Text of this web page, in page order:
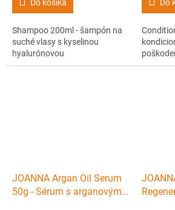
Do košíka
Shampoo 200ml - šampón na
suché vlasy s kyselinou
hyalurónovou
Do
JOANNA Argan Oil Serum
50g - Sérum s arganovým